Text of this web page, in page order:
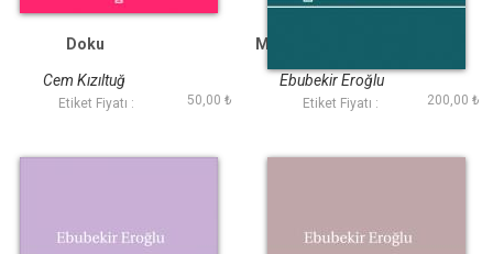
Doku
Cem Kızıltuğ
Etiket Fiyatı : 50,00 ₺
Muğlak Ölçekli Harita
Ebubekir Eroğlu
Etiket Fiyatı : 200,00 ₺